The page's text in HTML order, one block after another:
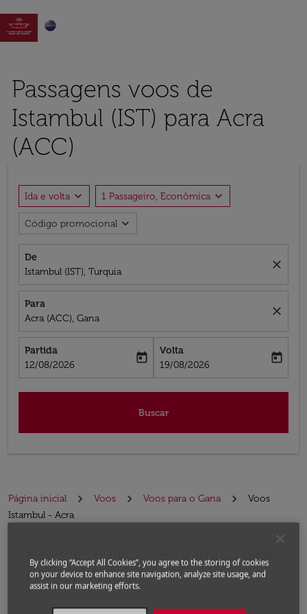

Passagens voos de
Istambul (IST) para Acra
(ACC)
Ida e volta expand_more 1 Passageiro, Econômica expand_more
Código promocional expand_more
De
Istambul (IST), Turquia
close
Para
Acra (ACC), Gana
close
Partida
fc-booking-departure-date-aria-label
12/08/2026
today
Volta
fc-booking-return-date-aria-label
19/08/2026
today
Buscar
Página inicial Voos Voos para o Gana
Voos
Istambul - Acra
Reserve seu voo de Istambul para
Acra
By clicking “Accept All Cookies”, you agree to the storing of cookies
on your device to enhance site navigation, analyze site usage, and
assist in our marketing efforts.